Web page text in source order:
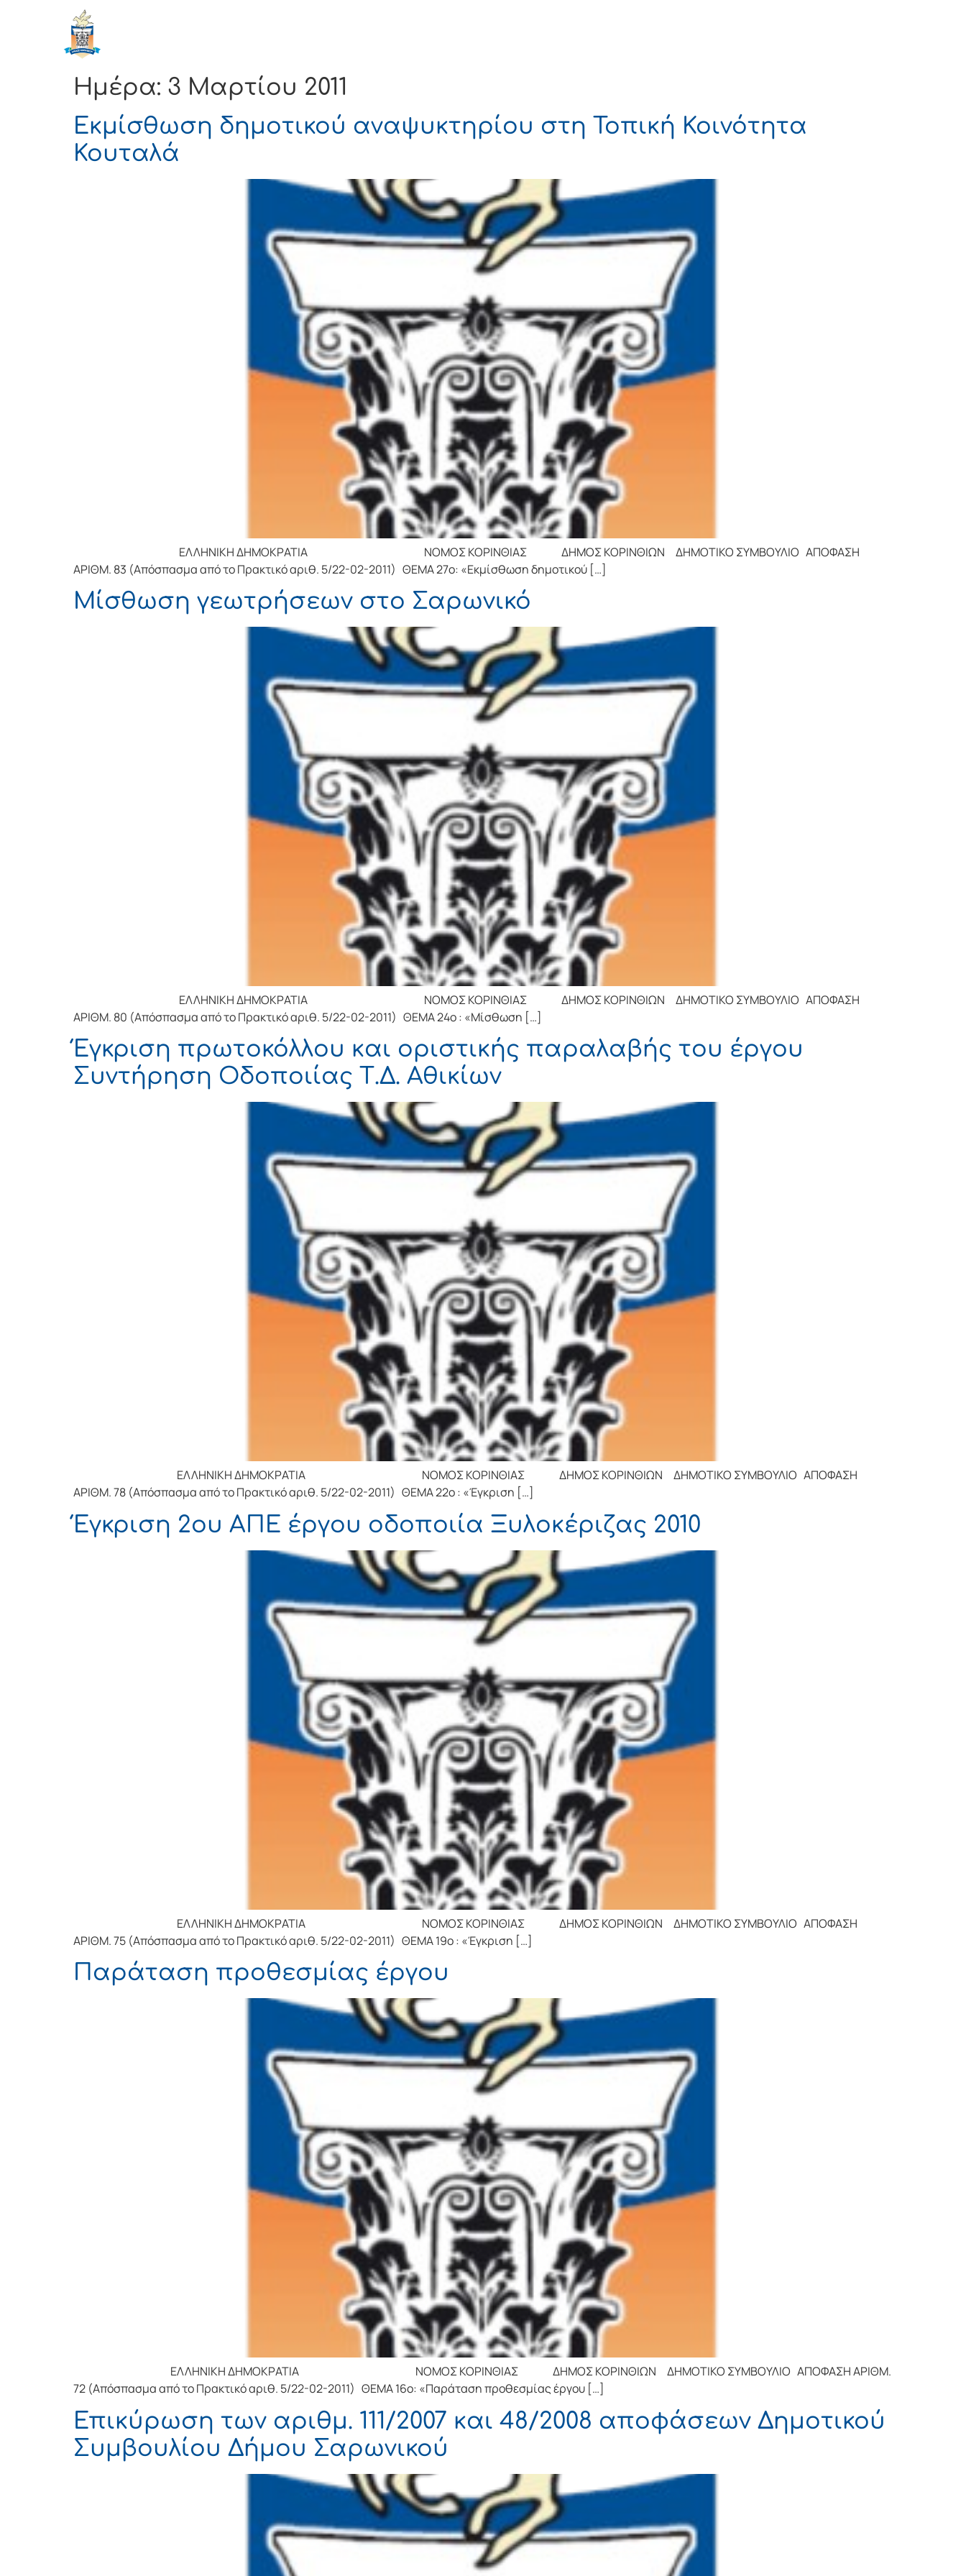
Ημέρα: 3 Μαρτίου 2011
Εκμίσθωση δημοτικού αναψυκτηρίου στη Τοπική Κοινότητα
Κουταλά
ΕΛΛΗΝΙΚΗ ΔΗΜΟΚΡΑΤΙΑ ΝΟΜΟΣ ΚΟΡΙΝΘΙΑΣ ΔΗΜΟΣ ΚΟΡΙΝΘΙΩΝ ΔΗΜΟΤΙΚΟ ΣΥΜΒΟΥΛΙΟ ΑΠΟΦΑΣΗ
ΑΡΙΘΜ. 83 (Απόσπασμα από το Πρακτικό αριθ. 5/22-02-2011) ΘΕΜΑ 27ο: «Εκμίσθωση δημοτικού […]
Μίσθωση γεωτρήσεων στο Σαρωνικό
ΕΛΛΗΝΙΚΗ ΔΗΜΟΚΡΑΤΙΑ ΝΟΜΟΣ ΚΟΡΙΝΘΙΑΣ ΔΗΜΟΣ ΚΟΡΙΝΘΙΩΝ ΔΗΜΟΤΙΚΟ ΣΥΜΒΟΥΛΙΟ ΑΠΟΦΑΣΗ
ΑΡΙΘΜ. 80 (Απόσπασμα από το Πρακτικό αριθ. 5/22-02-2011) ΘΕΜΑ 24o : «Μίσθωση […]
Έγκριση πρωτοκόλλου και οριστικής παραλαβής του έργου
Συντήρηση Οδοποιίας Τ.Δ. Αθικίων
ΕΛΛΗΝΙΚΗ ΔΗΜΟΚΡΑΤΙΑ ΝΟΜΟΣ ΚΟΡΙΝΘΙΑΣ ΔΗΜΟΣ ΚΟΡΙΝΘΙΩΝ ΔΗΜΟΤΙΚΟ ΣΥΜΒΟΥΛΙΟ ΑΠΟΦΑΣΗ
ΑΡΙΘΜ. 78 (Απόσπασμα από το Πρακτικό αριθ. 5/22-02-2011) ΘΕΜΑ 22o : «Έγκριση […]
Έγκριση 2ου ΑΠΕ έργου οδοποιία Ξυλοκέριζας 2010
ΕΛΛΗΝΙΚΗ ΔΗΜΟΚΡΑΤΙΑ ΝΟΜΟΣ ΚΟΡΙΝΘΙΑΣ ΔΗΜΟΣ ΚΟΡΙΝΘΙΩΝ ΔΗΜΟΤΙΚΟ ΣΥΜΒΟΥΛΙΟ ΑΠΟΦΑΣΗ
ΑΡΙΘΜ. 75 (Απόσπασμα από το Πρακτικό αριθ. 5/22-02-2011) ΘΕΜΑ 19o : «Έγκριση […]
Παράταση προθεσμίας έργου
ΕΛΛΗΝΙΚΗ ΔΗΜΟΚΡΑΤΙΑ ΝΟΜΟΣ ΚΟΡΙΝΘΙΑΣ ΔΗΜΟΣ ΚΟΡΙΝΘΙΩΝ ΔΗΜΟΤΙΚΟ ΣΥΜΒΟΥΛΙΟ ΑΠΟΦΑΣΗ ΑΡΙΘΜ.
72 (Απόσπασμα από το Πρακτικό αριθ. 5/22-02-2011) ΘΕΜΑ 16ο: «Παράταση προθεσμίας έργου […]
Επικύρωση των αριθμ. 111/2007 και 48/2008 αποφάσεων Δημοτικού
Συμβουλίου Δήμου Σαρωνικού